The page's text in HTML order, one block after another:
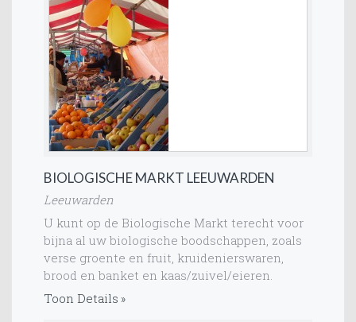
BIOLOGISCHE MARKT LEEUWARDEN
Leeuwarden
U kunt op de Biologische Markt terecht voor
bijna al uw biologische boodschappen, zoals
verse groente en fruit, kruidenierswaren,
brood en banket en kaas/zuivel/eieren.
Toon Details